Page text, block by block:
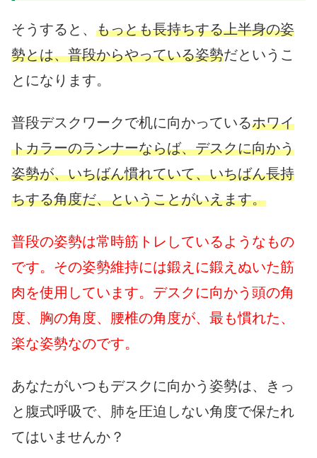
そうすると、 もっとも長持ちする上半身の姿
勢とは、普段からやっている姿勢だというこ
とになります。
普段デスクワークで机に向かっているホワイ
トカラーのランナーならば、デスクに向かう
姿勢が、いちばん慣れていて、いちばん長持
ちする角度だ、ということがいえます。
普段の姿勢は常時筋トレしているようなもの
です。その姿勢維持には鍛えに鍛えぬいた筋
肉を使用しています。デスクに向かう頭の角
度、胸の角度、腰椎の角度が、最も慣れた、
楽な姿勢なのです。
あなたがいつもデスクに向かう姿勢は、きっ
と腹式呼吸で、肺を圧迫しない角度で保たれ
てはいませんか？